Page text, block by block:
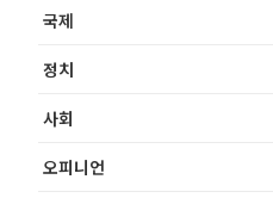
국제
정치
사회
오피니언